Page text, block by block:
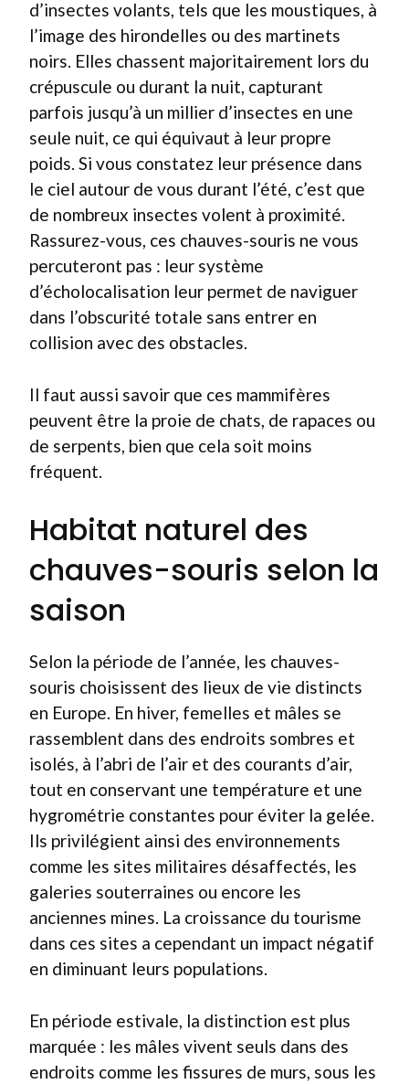
d’insectes volants, tels que les moustiques, à
l’image des hirondelles ou des martinets
noirs. Elles chassent majoritairement lors du
crépuscule ou durant la nuit, capturant
parfois jusqu’à un millier d’insectes en une
seule nuit, ce qui équivaut à leur propre
poids. Si vous constatez leur présence dans
le ciel autour de vous durant l’été, c’est que
de nombreux insectes volent à proximité.
Rassurez-vous, ces chauves-souris ne vous
percuteront pas : leur système
d’écholocalisation leur permet de naviguer
dans l’obscurité totale sans entrer en
collision avec des obstacles.
Il faut aussi savoir que ces mammifères
peuvent être la proie de chats, de rapaces ou
de serpents, bien que cela soit moins
fréquent.
Habitat naturel des
chauves-souris selon la
saison
Selon la période de l’année, les chauves-
souris choisissent des lieux de vie distincts
en Europe. En hiver, femelles et mâles se
rassemblent dans des endroits sombres et
isolés, à l’abri de l’air et des courants d’air,
tout en conservant une température et une
hygrométrie constantes pour éviter la gelée.
Ils privilégient ainsi des environnements
comme les sites militaires désaffectés, les
galeries souterraines ou encore les
anciennes mines. La croissance du tourisme
dans ces sites a cependant un impact négatif
en diminuant leurs populations.
En période estivale, la distinction est plus
marquée : les mâles vivent seuls dans des
endroits comme les fissures de murs, sous les